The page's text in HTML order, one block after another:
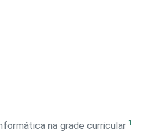
na grade curricular 1